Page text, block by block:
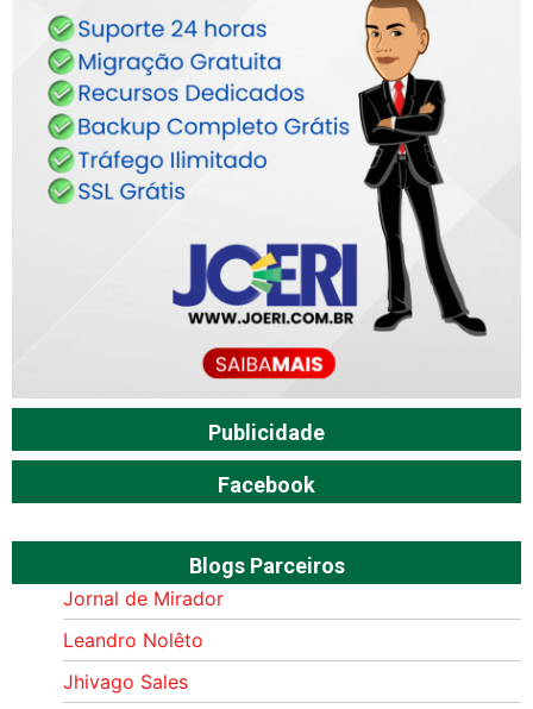
Publicidade
Facebook
Blogs Parceiros
Jornal de Mirador
Leandro Nolêto
Jhivago Sales